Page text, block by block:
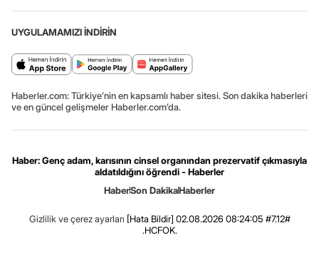
UYGULAMAMIZI İNDİRİN
Haberler.com: Türkiye’nin en kapsamlı haber sitesi. Son dakika haberleri
ve en güncel gelişmeler Haberler.com’da.
Haber: Genç adam, karısının cinsel organından prezervatif çıkmasıyla
aldatıldığını öğrendi - Haberler
HaberSon DakikaHaberler
Gizlilik ve çerez ayarları [Hata Bildir] 02.08.2026 08:24:05 #7.12#
.HCFOK.